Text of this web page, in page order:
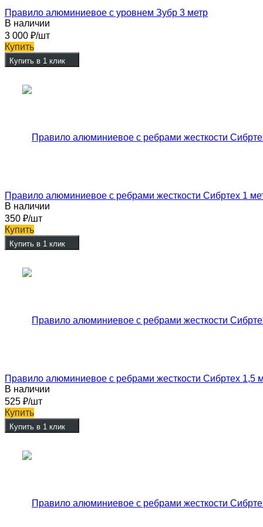
Правило алюминиевое с уровнем Зубр 3 метр
В наличии
3 000 ₽/шт
Купить
Купить в 1 клик
Правило алюминиевое с ребрами жесткости Сибртех 1
В наличии
350 ₽/шт
Купить
Купить в 1 клик
Правило алюминиевое с ребрами жесткости Сибртех 1,5
В наличии
525 ₽/шт
Купить
Купить в 1 клик